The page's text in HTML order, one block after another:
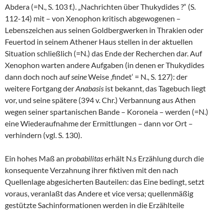
Abdera (=N., S. 103 f.). „Nachrichten über Thukydides ?“ (S.
112-14) mit – von Xenophon kritisch abgewogenen –
Lebenszeichen aus seinen Goldbergwerken in Thrakien oder
Feuertod in seinem Athener Haus stellen in der aktuellen
Situation schließlich (=N.) das Ende der Recherchen dar. Auf
Xenophon warten andere Aufgaben (in denen er Thukydides
dann doch noch aufseineWeise ‚findet‘ = N., S. 127): der
weitere Fortgang derAnabasis ist bekannt, das Tagebuch liegt
vor, und seine spätere (394 v. Chr.) Verbannung aus Athen
wegen seiner spartanischen Bande – Koroneia – werden (=N.)
eine Wiederaufnahme der Ermittlungen – dann vor Ort –
verhindern (vgl. S. 130).
Ein hohes Maß an probabilitaserhält N.s Erzählung durch die
konsequente Verzahnung ihrer fiktiven mit den nach
Quellenlage abgesicherten Bauteilen: das Eine bedingt, setzt
voraus, veranlaßt das Andere et vice versa; quellenmäßig
gestützte Sachinformationen werden in die Erzählteile